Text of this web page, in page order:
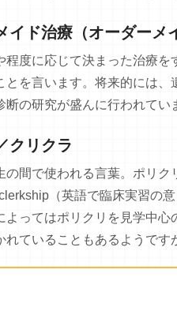
イド治療（オーダーメ
程度に応じて決まった治療
とを言います。将来的には
断の研究が盛んに行われてい
クリクラ
の間で使われる言葉。ポリ
（英語で臨床実習の
よってはポリクリを見学中
れていることもあるようです